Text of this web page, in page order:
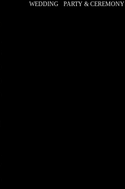
WEDDING PARTY & CEREMONY